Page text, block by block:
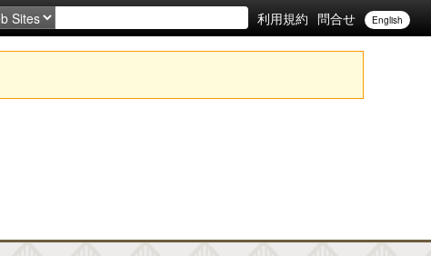
利用規約 問合せ English